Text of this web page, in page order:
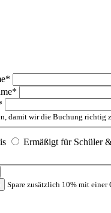
*
*
damit wir die Buchung richtig
Ermäßigt für Schüler
Spare zusätzlich 10% mit einer